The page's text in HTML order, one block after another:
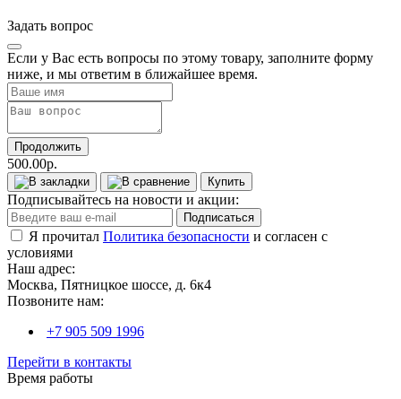
Задать вопрос
Если у Вас есть вопросы по этому товару, заполните форму
ниже, и мы ответим в ближайшее время.
Продолжить
500.00р.
Купить
Подписывайтесь на новости и акции:
Подписаться
Я прочитал Политика безопасности и согласен с
условиями
Наш адрес:
Москва, Пятницкое шоссе, д. 6к4
Позвоните нам:
+7 905 509 1996
Перейти в контакты
Время работы